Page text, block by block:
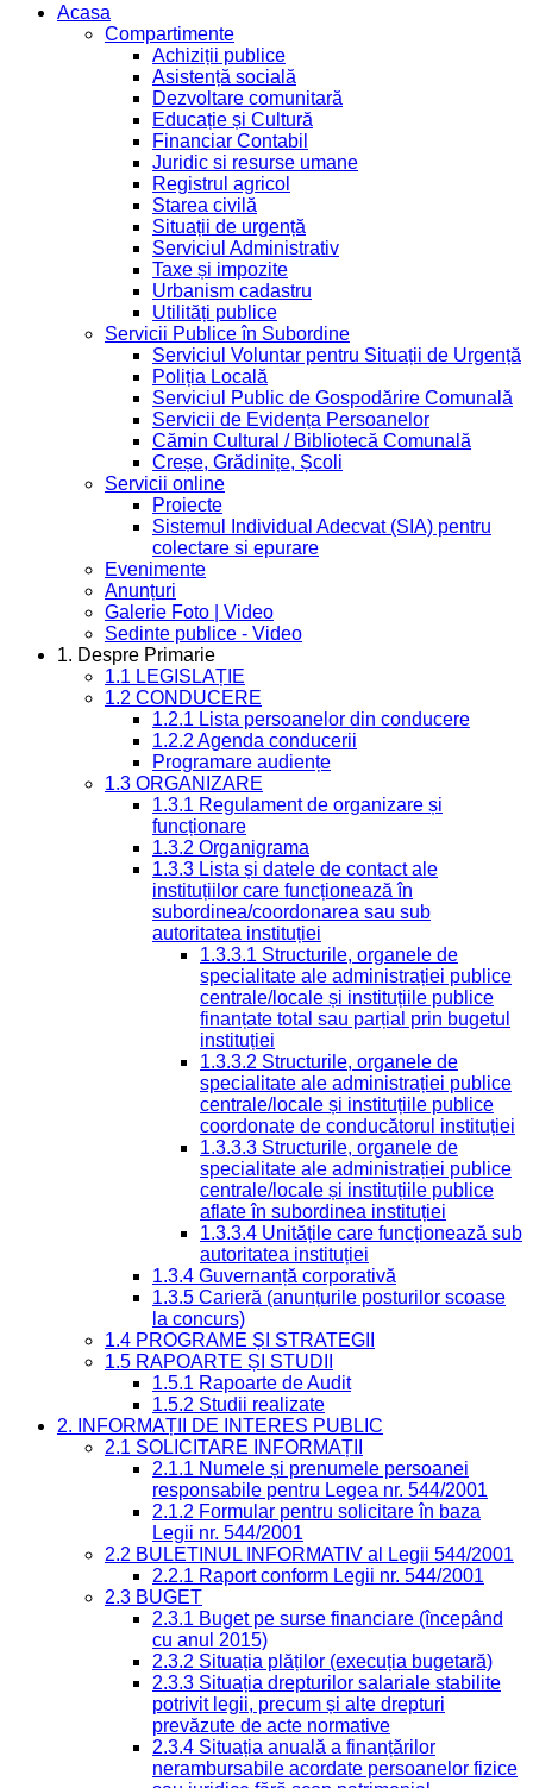
Acasa
Compartimente
Achiziții publice
Asistență socială
Dezvoltare comunitară
Educație și Cultură
Financiar Contabil
Juridic si resurse umane
Registrul agricol
Starea civilă
Situații de urgență
Serviciul Administrativ
Taxe și impozite
Urbanism cadastru
Utilități publice
Servicii Publice în Subordine
Serviciul Voluntar pentru Situații de Urgență
Poliția Locală
Serviciul Public de Gospodărire Comunală
Servicii de Evidența Persoanelor
Cămin Cultural / Bibliotecă Comunală
Creșe, Grădinițe, Școli
Servicii online
Proiecte
Sistemul Individual Adecvat (SIA) pentru
colectare si epurare
Evenimente
Anunțuri
Galerie Foto | Video
Sedinte publice - Video
1. Despre Primarie
1.1 LEGISLAȚIE
1.2 CONDUCERE
1.2.1 Lista persoanelor din conducere
1.2.2 Agenda conducerii
Programare audiențe
1.3 ORGANIZARE
1.3.1 Regulament de organizare și
funcționare
1.3.2 Organigrama
1.3.3 Lista și datele de contact ale
instituțiilor care funcționează în
subordinea/coordonarea sau sub
autoritatea instituției
1.3.3.1 Structurile, organele de
specialitate ale administrației publice
centrale/locale și instituțiile publice
finanțate total sau parțial prin bugetul
instituției
1.3.3.2 Structurile, organele de
specialitate ale administrației publice
centrale/locale și instituțiile publice
coordonate de conducătorul instituției
1.3.3.3 Structurile, organele de
specialitate ale administrației publice
centrale/locale și instituțiile publice
aflate în subordinea instituției
1.3.3.4 Unitățile care funcționează sub
autoritatea instituției
1.3.4 Guvernanță corporativă
1.3.5 Carieră (anunțurile posturilor scoase
la concurs)
1.4 PROGRAME ȘI STRATEGII
1.5 RAPOARTE ȘI STUDII
1.5.1 Rapoarte de Audit
1.5.2 Studii realizate
2. INFORMAȚII DE INTERES PUBLIC
2.1 SOLICITARE INFORMAȚII
2.1.1 Numele și prenumele persoanei
responsabile pentru Legea nr. 544/2001
2.1.2 Formular pentru solicitare în baza
Legii nr. 544/2001
2.2 BULETINUL INFORMATIV al Legii 544/2001
2.2.1 Raport conform Legii nr. 544/2001
2.3 BUGET
2.3.1 Buget pe surse financiare (începând
cu anul 2015)
2.3.2 Situația plăților (execuția bugetară)
2.3.3 Situația drepturilor salariale stabilite
potrivit legii, precum și alte drepturi
prevăzute de acte normative
2.3.4 Situația anuală a finanțărilor
nerambursabile acordate persoanelor fizice